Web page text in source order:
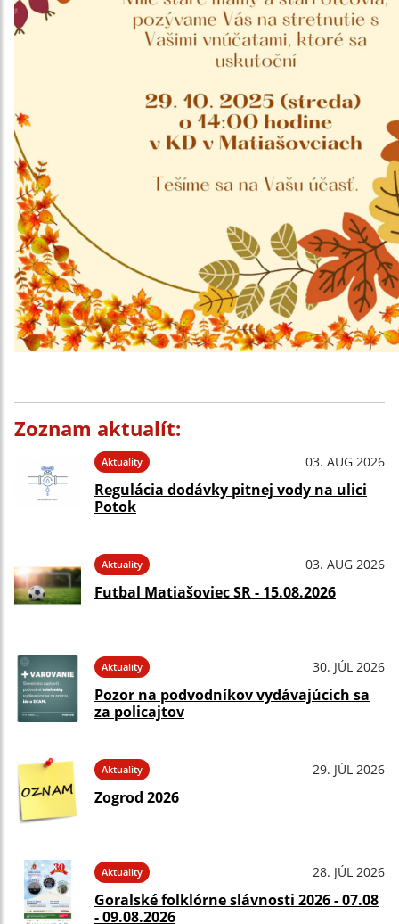
Zoznam aktualít:
Aktuality 03. AUG 2026
Regulácia dodávky pitnej vody na ulici
Potok
Aktuality 03. AUG 2026
Futbal Matiašoviec SR - 15.08.2026
Aktuality 30. JÚL 2026
Pozor na podvodníkov vydávajúcich sa
za policajtov
Aktuality 29. JÚL 2026
Zogrod 2026
Aktuality 28. JÚL 2026
Goralské folklórne slávnosti 2026 - 07.08
- 09.08.2026